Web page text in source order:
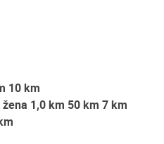
10 km
1,0 km 50 km 7 km